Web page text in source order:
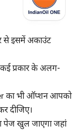
से इसमें अकाउंट
प्रकार के अलग-
का भी ऑप्शन आपको
दीजिए।
पेज खुल जाएगा जहां